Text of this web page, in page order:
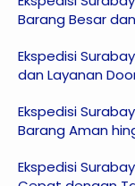
Barang Besar
Ekspedisi
dan Layanan
Ekspedisi
Barang Aman
Ekspedisi